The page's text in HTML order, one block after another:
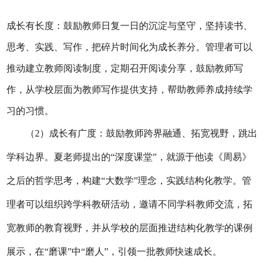
成长有长度：鼓励教师日复一日的沉淀与坚守，坚持读书、
思考、实践、写作，把碎片时间化为成长养分。管理者可以
推动建立教师阅读制度，定期召开阅读分享，鼓励教师写
作，从学校层面为教师写作提供支持，帮助教师养成持续学
习的习惯。
（2）成长有广度：鼓励教师跨界融通、拓宽视野，跳出
学科边界。夏老师提出的“深度课堂”，就源于他读《周易》
之后的哲学思考，构建“大数学”理念，实践结构化教学。管
理者可以组织跨学科教研活动，邀请不同学科教师交流，拓
宽教师的教育视野，并从学校的层面推进结构化教学的课例
展示，在“磨课”中“磨人”，引领一批教师快速成长。